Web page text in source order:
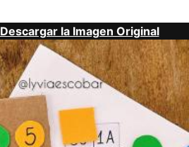
Descargar la Imagen Original